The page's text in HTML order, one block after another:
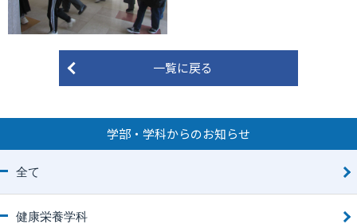
一覧に戻る
学部・学科からのお知らせ
全て
健康栄養学科